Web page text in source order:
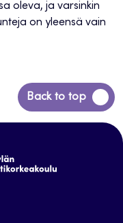
oleva, ja varsinkin
on yleensä vain
Back to top
Siirry
takaisin